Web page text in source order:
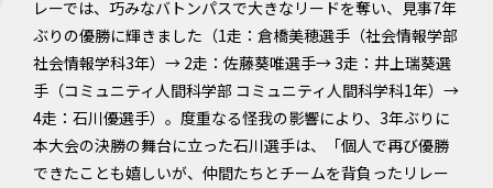
レーでは、巧みなバトンパスで大きなリードを奪い、見事7年
ぶりの優勝に輝きました（1走：倉橋美穂選手（社会情報学部
社会情報学科3年）→ 2走：佐藤葵唯選手→ 3走：井上瑞葵選
手（コミュニティ人間科学部 コミュニティ人間科学科1年）→
4走：石川優選手）。度重なる怪我の影響により、3年ぶりに
本大会の決勝の舞台に立った石川選手は、「個人で再び優勝
できたことも嬉しいが、仲間たちとチームを背負ったリレー